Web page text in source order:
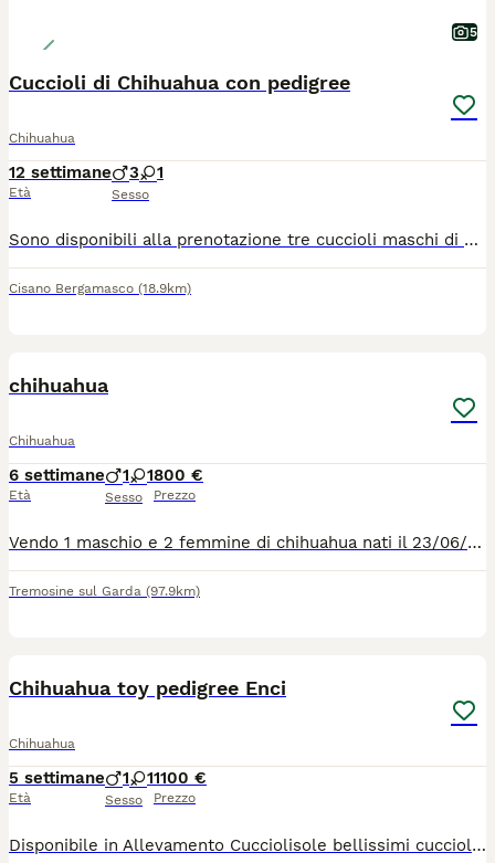
5
Cuccioli di Chihuahua con pedigree
Chihuahua
12 settimane
Età
3 1
Sesso
Sono disponibili alla prenotazione tre cuccioli maschi di Chihuahua nati il 15 maggio 2026. Verranno affidati alla famiglia dai 75 giorni in poi. Tutti avranno pedigree ENCI, iscrizione Anagrafe Canina, certificato veterinario di buona salute, microchip, vaccinazioni, sverminazioni, libretto sanitario e kit cucciolo "benvenuto a casa". I genitori sono testati per cuore, occhi e rotule, inoltre hanno entrambi test DNA esente per atrofia progressiva della retina, malattia ereditaria. Di tutti i certificati si rilascia copia. I cuccioli stanno crescendo in casa, a stretto contatto con la nostra famiglia e con le altre compagne della stessa razza ma anche diversa. Il nostro obiettivo è poter affidare a famiglie attente e amorevoli, cuccioli sani, equilibrati, ben socializzati e coccoloni. Svolgiamo pratica per il passaggio di proprietà, seguiamo l'inserimento in famiglia e diamo la nostra disponibilità anche in futuro. Per maggiori informazioni telefonare al 340/0574526.
Cisano Bergamasco (18.9km)
chihuahua
Chihuahua
6 settimane
Età
1 1
Sesso
800 €
Prezzo
Vendo 1 maschio e 2 femmine di chihuahua nati il 23/06/2026 i cuccioli sono cresciuti in casa in ambiente familiare e verranno ceduti con vaccinazione, sverminazione e microcip, la mamma è quella marrone e pesa 2 LG il papà è quello bianco e pesa 2.5 kg
Tremosine sul Garda (97.9km)
Chihuahua toy pedigree Enci
Chihuahua
5 settimane
Età
1 1
Sesso
1100 €
Prezzo
Disponibile in Allevamento Cucciolisole bellissimi cuccioli di chihuahua si vari colori che si consegnano DI PERSONA in tutta ITALIA dal 20 agosto in poi. I cuccioli avranno doppia sverminazione, primo e secondo vaccino, libretto sanitario e visita veterinaria, microchip con relativo passaggio di proprietà, pedigree Enci e trattamento antiparassitario. Saranno abituati all'uso della traversina igienica e socializzati con altri cani e gatti. Crescono in famiglia giocando con bambini... Allevamento CUCCIOLISOLE anche whatapp